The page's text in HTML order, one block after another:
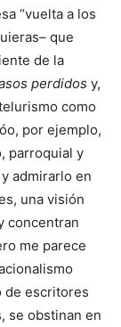
“vuelta a los
que
de la
perdidos y,
como
por ejemplo,
parroquial y
admirarlo en
una visión
concentran
me parece
de escritores
se obstinan en